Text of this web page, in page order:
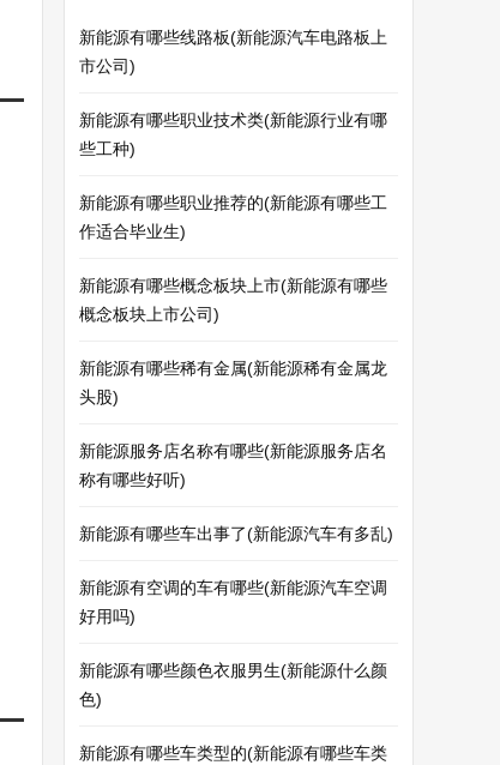
新能源有哪些线路板(新能源汽车电路板上
市公司)
新能源有哪些职业技术类(新能源行业有哪
些工种)
新能源有哪些职业推荐的(新能源有哪些工
作适合毕业生)
新能源有哪些概念板块上市(新能源有哪些
概念板块上市公司)
新能源有哪些稀有金属(新能源稀有金属龙
头股)
新能源服务店名称有哪些(新能源服务店名
称有哪些好听)
新能源有哪些车出事了(新能源汽车有多乱)
新能源有空调的车有哪些(新能源汽车空调
好用吗)
新能源有哪些颜色衣服男生(新能源什么颜
色)
新能源有哪些车类型的(新能源有哪些车类